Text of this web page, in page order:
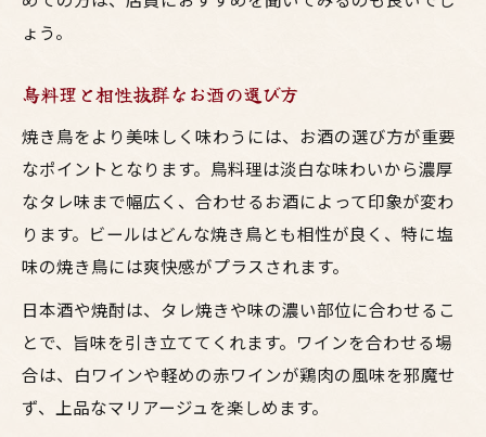
ょう。
鳥料理と相性抜群なお酒の選び方
焼き鳥をより美味しく味わうには、お酒の選び方が重要
なポイントとなります。鳥料理は淡白な味わいから濃厚
なタレ味まで幅広く、合わせるお酒によって印象が変わ
ります。ビールはどんな焼き鳥とも相性が良く、特に塩
味の焼き鳥には爽快感がプラスされます。
日本酒や焼酎は、タレ焼きや味の濃い部位に合わせるこ
とで、旨味を引き立ててくれます。ワインを合わせる場
合は、白ワインや軽めの赤ワインが鶏肉の風味を邪魔せ
ず、上品なマリアージュを楽しめます。